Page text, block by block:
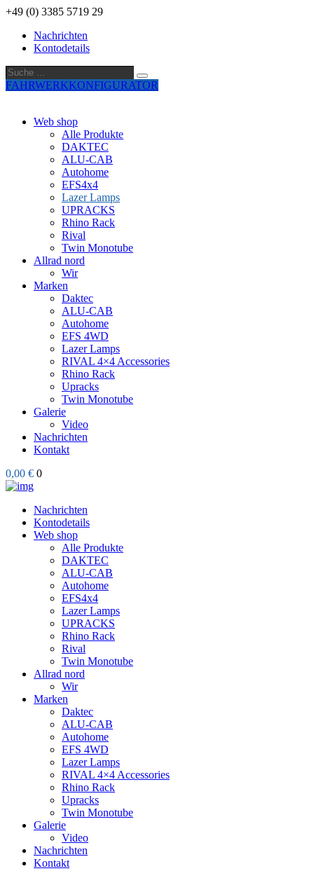
+49 (0) 3385 5719 29
Nachrichten
Kontodetails
Suche
…
Suche
FAHRWERKKONFIGURATOR
Web shop
Alle Produkte
DAKTEC
ALU-CAB
Autohome
EFS4x4
Lazer Lamps
UPRACKS
Rhino Rack
Rival
Twin Monotube
Allrad nord
Wir
Marken
Daktec
ALU-CAB
Autohome
EFS 4WD
Lazer Lamps
RIVAL 4×4 Accessories
Rhino Rack
Upracks
Twin Monotube
Galerie
Video
Nachrichten
Kontakt
0,00 € 0
Nachrichten
Kontodetails
Web shop
Alle Produkte
DAKTEC
ALU-CAB
Autohome
EFS4x4
Lazer Lamps
UPRACKS
Rhino Rack
Rival
Twin Monotube
Allrad nord
Wir
Marken
Daktec
ALU-CAB
Autohome
EFS 4WD
Lazer Lamps
RIVAL 4×4 Accessories
Rhino Rack
Upracks
Twin Monotube
Galerie
Video
Nachrichten
Kontakt